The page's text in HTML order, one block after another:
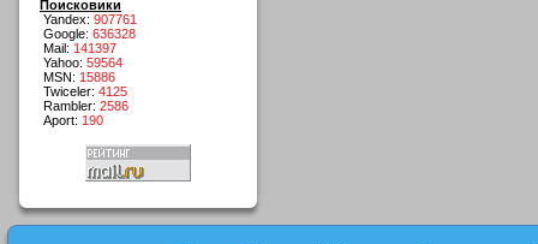
Поисковики
Yandex: 907761
Google: 636328
Mail: 141397
Yahoo: 59564
MSN: 15886
Twiceler: 4125
Rambler: 2586
Aport: 190